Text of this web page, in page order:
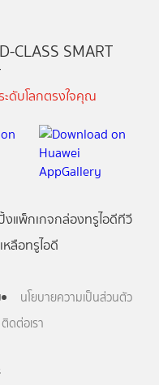
CLASS SMART
ดับโลกตรงใจคุณ
งแพ็กเกจกล่องทรูไอดีทีวี
หลือทรูไอดี
นโยบายความเป็นส่วนตัว
ติดต่อเรา